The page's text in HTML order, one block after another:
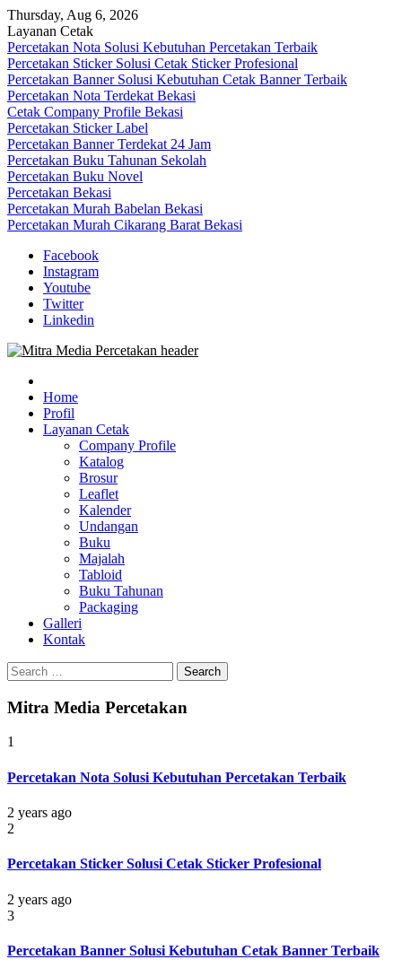
Skip
to
content
Thursday, Aug 6, 2026
Layanan Cetak
Percetakan Nota Solusi Kebutuhan Percetakan Terbaik
Percetakan Sticker Solusi Cetak Sticker Profesional
Percetakan Banner Solusi Kebutuhan Cetak Banner Terbaik
Percetakan Nota Terdekat Bekasi
Cetak Company Profile Bekasi
Percetakan Sticker Label
Percetakan Banner Terdekat 24 Jam
Percetakan Buku Tahunan Sekolah
Percetakan Buku Novel
Percetakan Bekasi
Percetakan Murah Babelan Bekasi
Percetakan Murah Cikarang Barat Bekasi
Facebook
Instagram
Youtube
Twitter
Linkedin
Mitra Media Percetakan Bekasi
0813-1670-6191
0813-1670-6191 (Call/WA) Perusahaan Tempat Alamat Jasa Pusat
Percetakan Bekasi Barat Timur Utara Selatan Murah 24 Jam
Home
Profil
Layanan Cetak
Company Profile
Katalog
Brosur
Leaflet
Kalender
Undangan
Buku
Majalah
Tabloid
Buku Tahunan
Packaging
Galleri
Kontak
Search
for:
Mitra Media Percetakan
1
Percetakan Nota Solusi Kebutuhan Percetakan Terbaik
2 years ago
2
Percetakan Sticker Solusi Cetak Sticker Profesional
2 years ago
3
Percetakan Banner Solusi Kebutuhan Cetak Banner Terbaik